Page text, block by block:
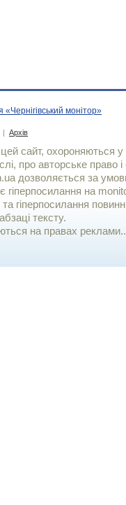
«Чернігівський монітор»
| Архів
сайт, охороняються у
про авторське право і
дозволяється за
на
гіперпосилання
тексту.
на правах реклами..